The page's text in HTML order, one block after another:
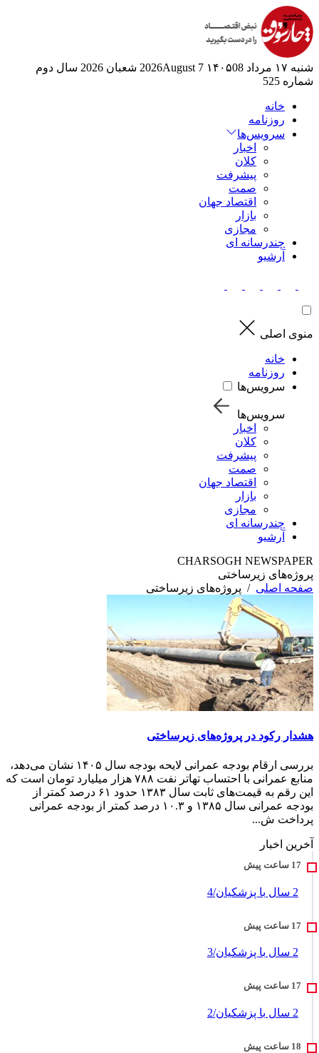
شنبه ۱۷ مرداد ۱۴۰۵ 08 2026August 7 شعبان 2026
سال دوم
شماره 525
خانه
روزنامه
سرویس‌ها
اخبار
کلان
پیشرفت
صمت
اقتصاد جهان
بازار
مجازی
چندرسانه ای
آرشیو
منوی اصلی
خانه
روزنامه
سرویس‌ها
سرویس‌ها
اخبار
کلان
پیشرفت
صمت
اقتصاد جهان
بازار
مجازی
چندرسانه ای
آرشیو
CHARSOGH NEWSPAPER
پروژه‌های زیرساختی
صفحه اصلی / پروژه‌های زیرساختی
هشدار رکود در پروژه‌های زیرساختی
بررسی ارقام بودجه عمرانی لایحه بودجه سال ۱۴۰۵ نشان می‌دهد،
منابع عمرانی با احتساب تهاتر نفت ۷۸۸ هزار میلیارد تومان است که
این رقم به قیمت‌های ثابت سال ۱۳۸۳ حدود ۶۱ درصد کمتر از
بودجه عمرانی سال ۱۳۸۵ و ۱۰.۳ درصد کمتر از بودجه عمرانی
پرداخت ش...
آخرین اخبار
2 سال با پزشکیان/4
2 سال با پزشکیان/3
2 سال با پزشکیان/2